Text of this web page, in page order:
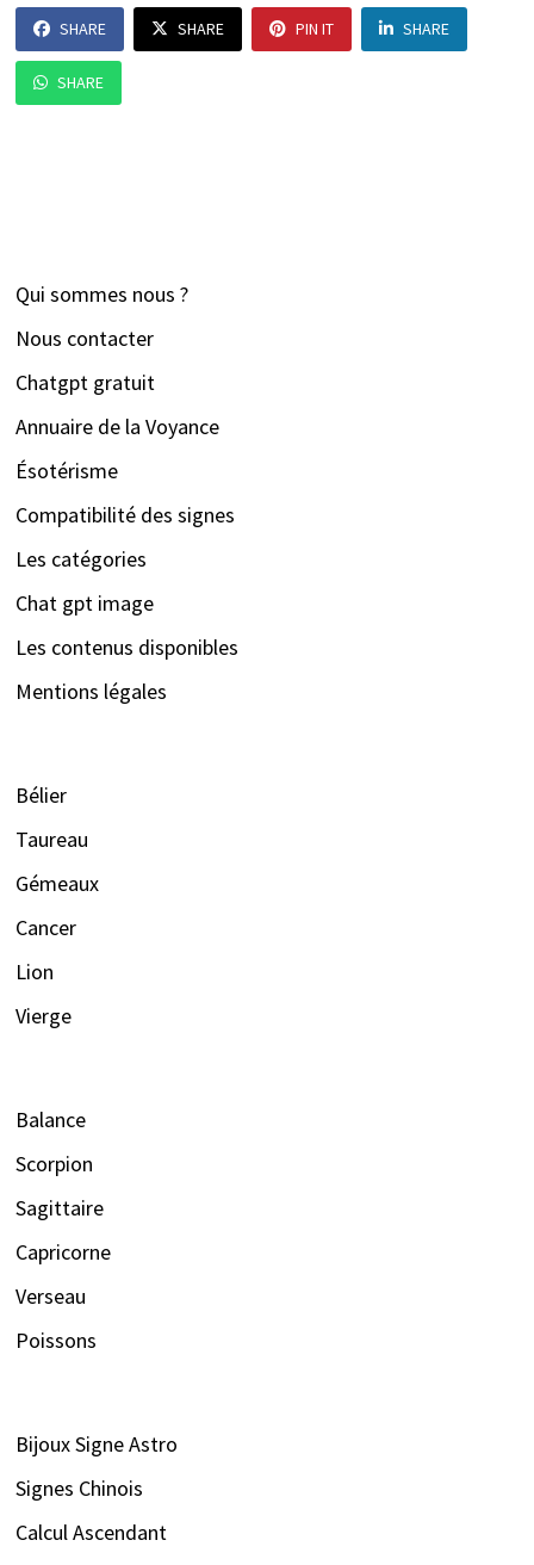
SHARE SHARE PIN IT SHARE
SHARE
Qui sommes nous ?
Nous contacter
Chatgpt gratuit
Annuaire de la Voyance
Ésotérisme
Compatibilité des signes
Les catégories
Chat gpt image
Les contenus disponibles
Mentions légales
Bélier
Taureau
Gémeaux
Cancer
Lion
Vierge
Balance
Scorpion
Sagittaire
Capricorne
Verseau
Poissons
Bijoux Signe Astro
Signes Chinois
Calcul Ascendant